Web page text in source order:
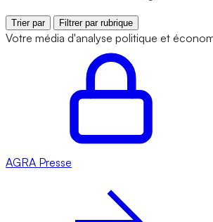
Trier par Filtrer par rubrique
Votre média d'analyse politique et
AGRA Presse